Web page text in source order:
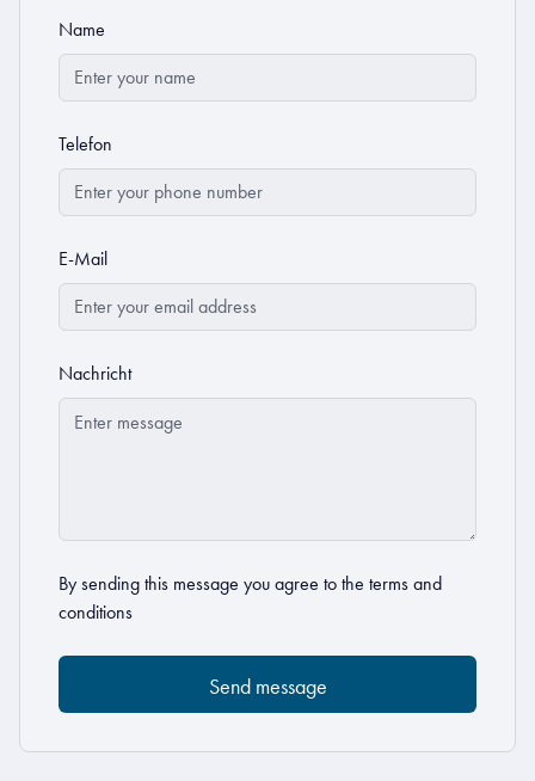
Name
Telefon
E-Mail
Nachricht
By sending this message you agree to the terms and
conditions